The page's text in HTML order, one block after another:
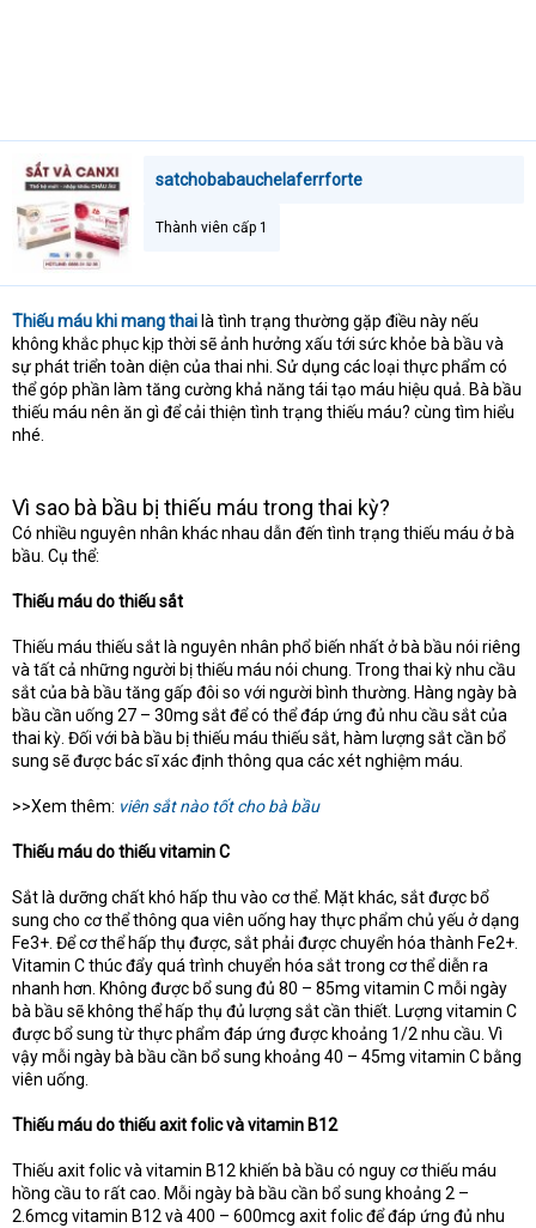
satchobabauchelaferrforte
Thành viên cấp 1
Thiếu máu khi mang thai là tình trạng thường gặp điều này nếu
không khắc phục kịp thời sẽ ảnh hưởng xấu tới sức khỏe bà bầu và
sự phát triển toàn diện của thai nhi. Sử dụng các loại thực phẩm có
thể góp phần làm tăng cường khả năng tái tạo máu hiệu quả. Bà bầu
thiếu máu nên ăn gì để cải thiện tình trạng thiếu máu? cùng tìm hiểu
nhé.
Vì sao bà bầu bị thiếu máu trong thai kỳ?
Có nhiều nguyên nhân khác nhau dẫn đến tình trạng thiếu máu ở bà
bầu. Cụ thể:
Thiếu máu do thiếu sắt
Thiếu máu thiếu sắt là nguyên nhân phổ biến nhất ở bà bầu nói riêng
và tất cả những người bị thiếu máu nói chung. Trong thai kỳ nhu cầu
sắt của bà bầu tăng gấp đôi so với người bình thường. Hàng ngày bà
bầu cần uống 27 – 30mg sắt để có thể đáp ứng đủ nhu cầu sắt của
thai kỳ. Đối với bà bầu bị thiếu máu thiếu sắt, hàm lượng sắt cần bổ
sung sẽ được bác sĩ xác định thông qua các xét nghiệm máu.
>>Xem thêm: viên sắt nào tốt cho bà bầu
Thiếu máu do thiếu vitamin C
Sắt là dưỡng chất khó hấp thu vào cơ thể. Mặt khác, sắt được bổ
sung cho cơ thể thông qua viên uống hay thực phẩm chủ yếu ở dạng
Fe3+. Để cơ thể hấp thụ được, sắt phải được chuyển hóa thành Fe2+.
Vitamin C thúc đẩy quá trình chuyển hóa sắt trong cơ thể diễn ra
nhanh hơn. Không được bổ sung đủ 80 – 85mg vitamin C mỗi ngày
bà bầu sẽ không thể hấp thụ đủ lượng sắt cần thiết. Lượng vitamin C
được bổ sung từ thực phẩm đáp ứng được khoảng 1/2 nhu cầu. Vì
vậy mỗi ngày bà bầu cần bổ sung khoảng 40 – 45mg vitamin C bằng
viên uống.
Thiếu máu do thiếu axit folic và vitamin B12
Thiếu axit folic và vitamin B12 khiến bà bầu có nguy cơ thiếu máu
hồng cầu to rất cao. Mỗi ngày bà bầu cần bổ sung khoảng 2 –
2.6mcg vitamin B12 và 400 – 600mcg axit folic để đáp ứng đủ nhu